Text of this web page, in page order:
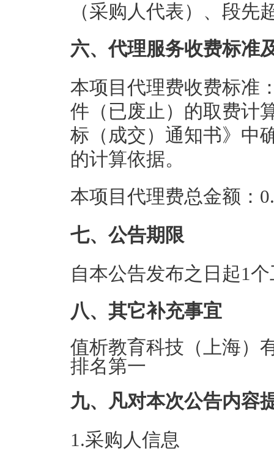
（采购人代表）、段先
六、代理服务收费标准
本项目代理费收费标准
件（已废止）的取费计
标（成交）通知书》中
的计算依据。
本项目代理费总金额：
七、公告期限
自本公告发布之日起1
八、其它补充事宜
值析教育科技（上海）
排名第一
九、凡对本次公告内容
1.采购人信息